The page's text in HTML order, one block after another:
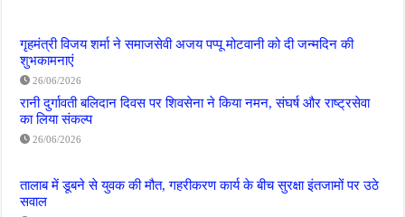
गृहमंत्री विजय शर्मा ने समाजसेवी अजय पप्पू मोटवानी को दी जन्मदिन की
शुभकामनाएं
26/06/2026
रानी दुर्गावती बलिदान दिवस पर शिवसेना ने किया नमन, संघर्ष और राष्ट्रसेवा
का लिया संकल्प
26/06/2026
तालाब में डूबने से युवक की मौत, गहरीकरण कार्य के बीच सुरक्षा इंतजामों पर उठे
सवाल